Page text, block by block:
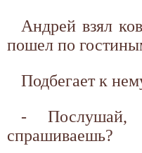
Андрей взял
пошел по
Подбегает к
- Послушай,
спрашиваешь?